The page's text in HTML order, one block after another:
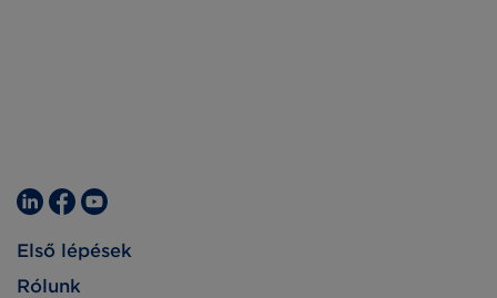
Első lépések
Rólunk